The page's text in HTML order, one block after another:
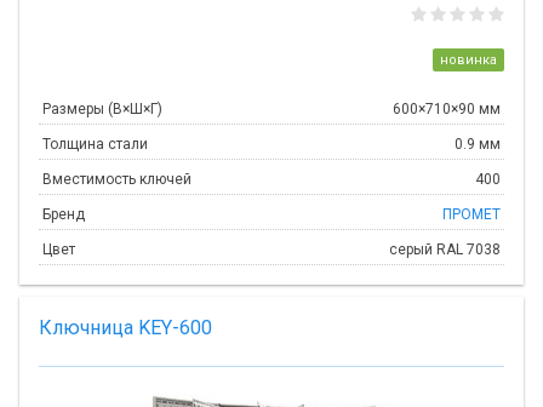
новинка
Размеры (В×Ш×Г) 600×710×90 мм
Толщина стали 0.9 мм
Вместимость ключей 400
Бренд ПРОМЕТ
Цвет серый RAL 7038
Ключница KEY-600